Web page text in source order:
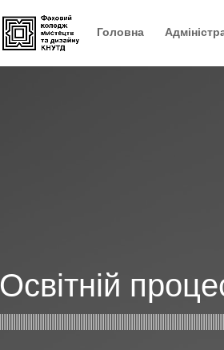
Головна
Освітній